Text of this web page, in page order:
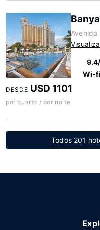
Avenida
Wi-
DESDE USD 1101
por quarto / por noite
Todos 201